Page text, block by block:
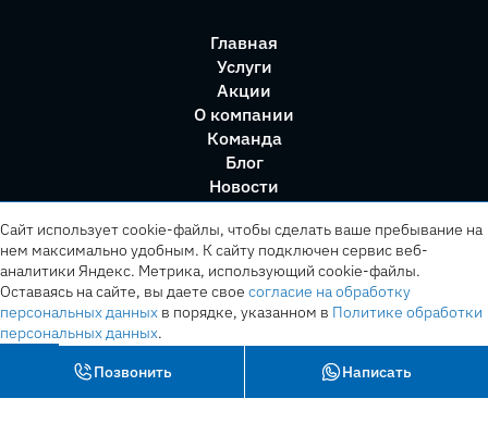
Главная
Услуги
Акции
О компании
Команда
Блог
Новости
Позвонить Написать
Сайт использует cookie-файлы, чтобы сделать ваше пребывание на
нем максимально удобным. К cайту подключен сервис веб-
аналитики Яндекс. Метрика, использующий cookie-файлы.
Оставаясь на сайте, вы даете свое согласие на обработку
персональных данных в порядке, указанном в Политике обработки
персональных данных.